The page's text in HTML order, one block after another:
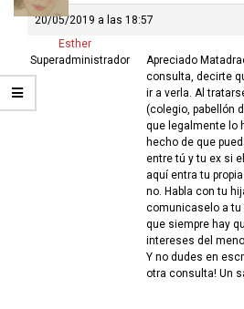
20/05/2019 a las 18:57
Esther
Superadministrador
Apreciado
consulta, decirte
ir a verla. Al
(colegio, pabellón
que legalmente lo
hecho de que
entre tú y tu ex si
aquí entra tu
no. Habla con tu
comunicaselo a tu
que siempre hay
intereses del
Y no dudes en
otra consulta! Un